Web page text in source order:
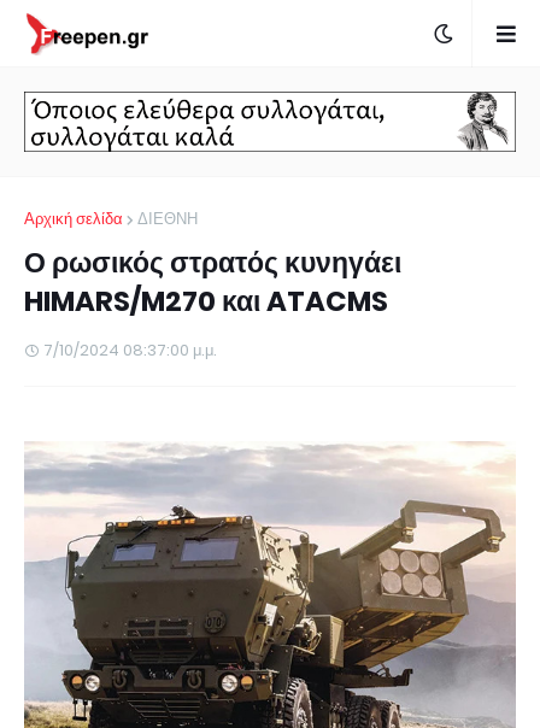
Αρχική σελίδα ΔΙΕΘΝΗ
Ο ρωσικός στρατός κυνηγάει
HIMARS/M270 και ATACMS
7/10/2024 08:37:00 μ.μ.